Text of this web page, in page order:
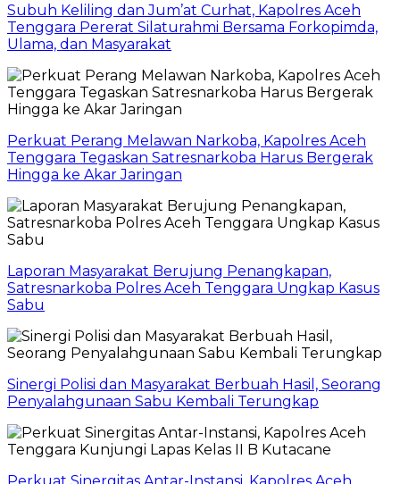
Subuh Keliling dan Jum’at Curhat, Kapolres Aceh
Tenggara Pererat Silaturahmi Bersama Forkopimda,
Ulama, dan Masyarakat
Perkuat Perang Melawan Narkoba, Kapolres Aceh
Tenggara Tegaskan Satresnarkoba Harus Bergerak
Hingga ke Akar Jaringan
Laporan Masyarakat Berujung Penangkapan,
Satresnarkoba Polres Aceh Tenggara Ungkap Kasus
Sabu
Sinergi Polisi dan Masyarakat Berbuah Hasil, Seorang
Penyalahgunaan Sabu Kembali Terungkap